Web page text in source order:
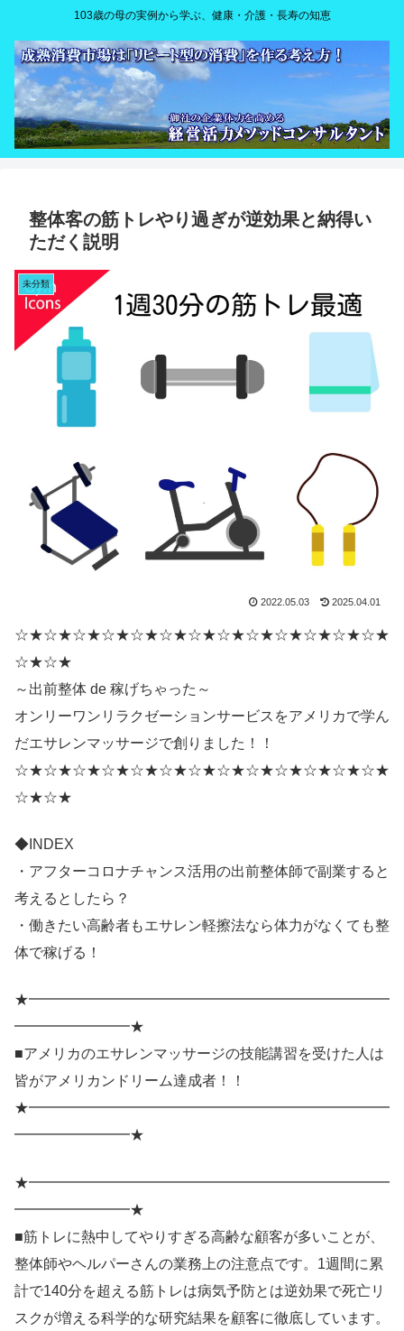
103歳の母の実例から学ぶ、健康・介護・長寿の知恵
整体客の筋トレやり過ぎが逆効果と納得い
ただく説明
未分類
2022.05.03 2025.04.01
☆★☆★☆★☆★☆★☆★☆★☆★☆★☆★☆★☆★☆★
☆★☆★
～出前整体 de 稼げちゃった～
オンリーワンリラクゼーションサービスをアメリカで学ん
だエサレンマッサージで創りました！！
☆★☆★☆★☆★☆★☆★☆★☆★☆★☆★☆★☆★☆★
☆★☆★
◆INDEX
・アフターコロナチャンス活用の出前整体師で副業すると
考えるとしたら？
・働きたい高齢者もエサレン軽擦法なら体力がなくても整
体で稼げる！
★━━━━━━━━━━━━━━━━━━━━━━━━━
━━━━━━━━★
■アメリカのエサレンマッサージの技能講習を受けた人は
皆がアメリカンドリーム達成者！！
★━━━━━━━━━━━━━━━━━━━━━━━━━
━━━━━━━━★
★━━━━━━━━━━━━━━━━━━━━━━━━━
━━━━━━━━★
■筋トレに熱中してやりすぎる高齢な顧客が多いことが、
整体師やヘルパーさんの業務上の注意点です。1週間に累
計で140分を超える筋トレは病気予防とは逆効果で死亡リ
スクが増える科学的な研究結果を顧客に徹底しています。